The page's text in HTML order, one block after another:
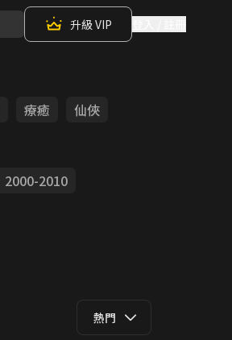
升級 VIP
療癒
仙俠
2000-2010
熱門